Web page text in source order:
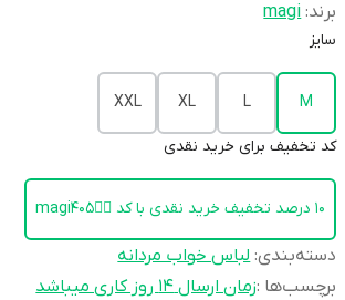
برند: magi
سایز
M
L
XL
XXL
کد تخفیف برای خرید نقدی
۱۰ درصد تخفیف خرید نقدی با کد 👈🏻magi405
دسته‌بندی:لباس خواب مردانه
برچسب‌ها :زمان ارسال ۱۴ روز کاری میباشد